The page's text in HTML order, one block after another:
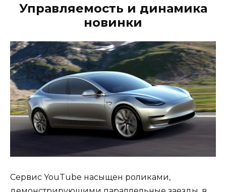
Управляемость и динамика
новинки
Сервис YouTube насыщен роликами,